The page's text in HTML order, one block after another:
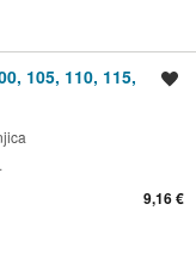
105, 110, 115,
9,16 €